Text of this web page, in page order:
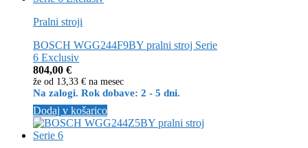
Pralni stroji
BOSCH WGG244F9BY pralni stroj Serie
6 Exclusiv
804,00 €
že od 13,33 € na mesec
Na zalogi. Rok dobave: 2 - 5 dni.
Dodaj v košarico